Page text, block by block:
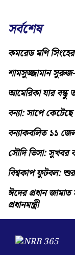
সর্বশেষ
কমরেড মণি
শামসুজ্জামান
আমেরিকা যার বন্ধু
বন্যা: সাপে
বন্যাকবলিত ১১
সৌদি ভিসা: সুখবর
বিশ্বকাপ ফুটবল:
ঈদের প্রধান
প্রধানমন্ত্রী